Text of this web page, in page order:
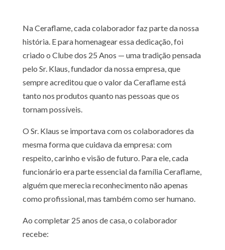
Na Ceraflame, cada colaborador faz parte da nossa
história. E para homenagear essa dedicação, foi
criado o Clube dos 25 Anos — uma tradição pensada
pelo Sr. Klaus, fundador da nossa empresa, que
sempre acreditou que o valor da Ceraflame está
tanto nos produtos quanto nas pessoas que os
tornam possíveis.
O Sr. Klaus se importava com os colaboradores da
mesma forma que cuidava da empresa: com
respeito, carinho e visão de futuro. Para ele, cada
funcionário era parte essencial da família Ceraflame,
alguém que merecia reconhecimento não apenas
como profissional, mas também como ser humano.
Ao completar 25 anos de casa, o colaborador
recebe: